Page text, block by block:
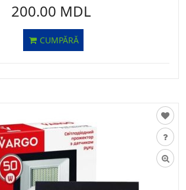
200.00 MDL
CUMPĂRĂ